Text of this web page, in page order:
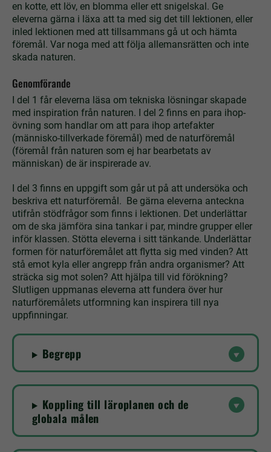
en kotte, ett löv, en blomma eller ett snigelskal. Ge
eleverna gärna i läxa att ta med sig det till lektionen, eller
inled lektionen med att tillsammans gå ut och hämta
föremål. Var noga med att följa allemansrätten och inte
skada naturen.
Genomförande
I del 1 får eleverna läsa om tekniska lösningar skapade
med inspiration från naturen. I del 2 finns en para ihop-
övning som handlar om att para ihop artefakter
(människo-tillverkade föremål) med de naturföremål
(föremål från naturen som ej har bearbetats av
människan) de är inspirerade av.
I del 3 finns en uppgift som går ut på att undersöka och
beskriva ett naturföremål. Be gärna eleverna anteckna
utifrån stödfrågor som finns i lektionen. Det underlättar
om de ska jämföra sina tankar i par, mindre grupper eller
inför klassen. Stötta eleverna i sitt tänkande. Underlättar
formen för naturföremålet att flytta sig med vinden? Att
stå emot kyla eller angrepp från andra organismer? Att
sträcka sig mot solen? Att hjälpa till vid förökning?
Slutligen uppmanas eleverna att fundera över hur
naturföremålets utformning kan inspirera till nya
uppfinningar.
Begrepp
Koppling till läroplanen och de
globala målen